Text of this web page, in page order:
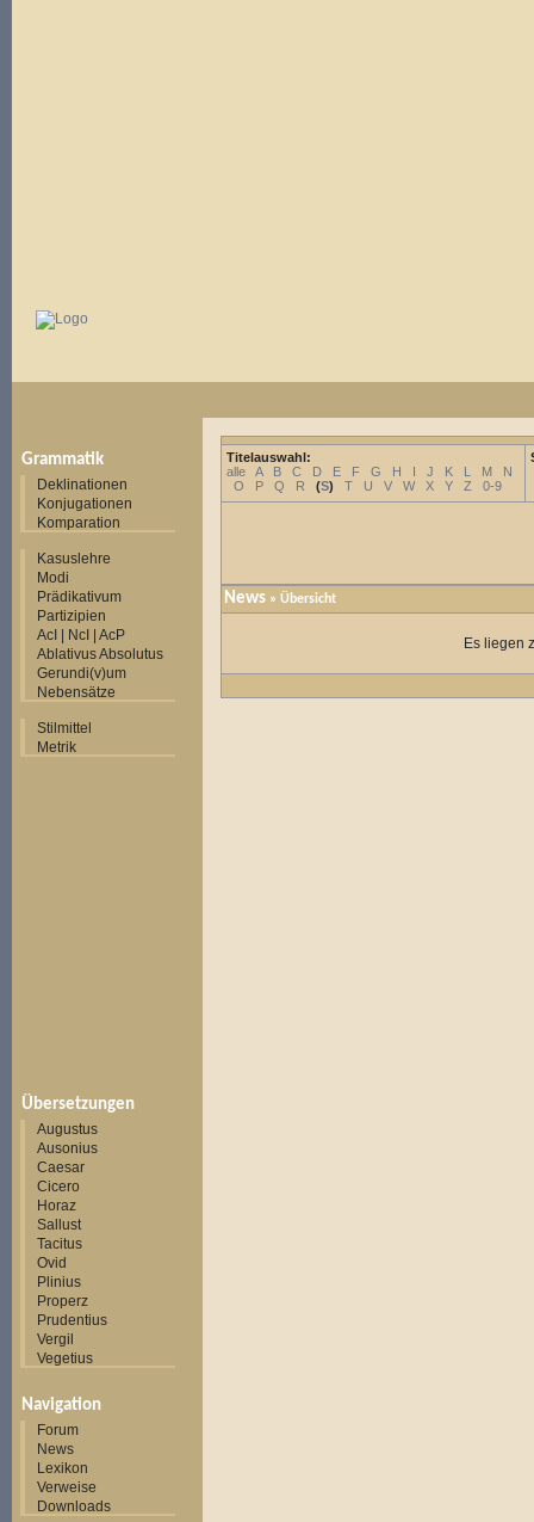
Grammatik
Deklinationen
Konjugationen
Komparation
Kasuslehre
Modi
Prädikativum
Partizipien
AcI | NcI | AcP
Ablativus Absolutus
Gerundi(v)um
Nebensätze
Stilmittel
Metrik
Übersetzungen
Augustus
Ausonius
Caesar
Cicero
Horaz
Sallust
Tacitus
Ovid
Plinius
Properz
Prudentius
Vergil
Vegetius
Navigation
Forum
News
Lexikon
Verweise
Downloads
Titelauswahl:
alle
A B C D E F G H I J K L M
N
O
P Q R (S) T U V W X Y Z 0-9
News » Übersicht
Es liegen